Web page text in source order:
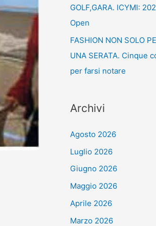
GOLF,GARA. ICYMI:
Open
FASHION NON SOLO
UNA SERATA. Cinque
per farsi notare
Archivi
Agosto 2026
Luglio 2026
Giugno 2026
Maggio 2026
Aprile 2026
Marzo 2026